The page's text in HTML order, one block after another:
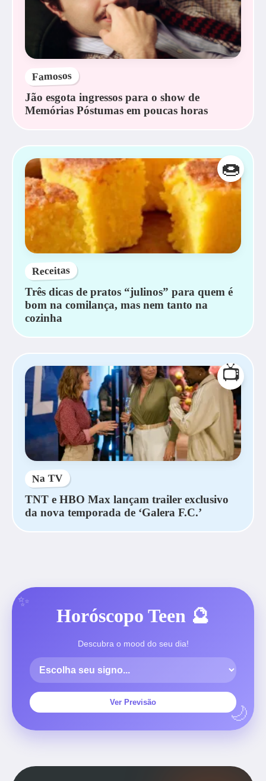
Famosos
Jão esgota ingressos para o show de
Memórias Póstumas em poucas horas
🍩
Receitas
Três dicas de pratos “julinos” para quem é
bom na comilança, mas nem tanto na
cozinha
📺
Na TV
TNT e HBO Max lançam trailer exclusivo
da nova temporada de ‘Galera F.C.’
Horóscopo Teen 🔮
Descubra o mood do seu dia!
Ver Previsão